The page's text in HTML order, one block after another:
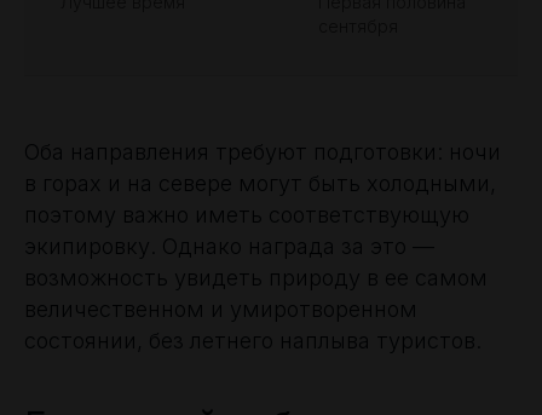
Оба направления требуют подготовки: ночи
в горах и на севере могут быть холодными,
поэтому важно иметь соответствующую
экипировку. Однако награда за это —
возможность увидеть природу в ее самом
величественном и умиротворенном
состоянии, без летнего наплыва туристов.